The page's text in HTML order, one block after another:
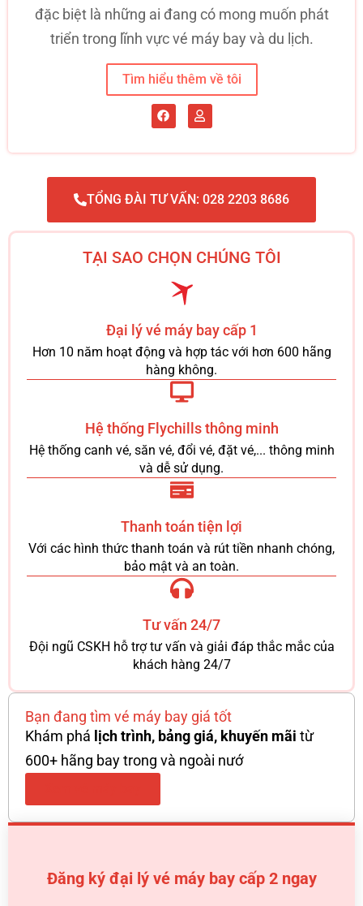
đặc biệt là những ai đang có mong muốn phát
triển trong lĩnh vực vé máy bay và du lịch.
Tìm hiểu thêm về tôi
TỔNG ĐÀI TƯ VẤN: 028 2203 8686
TẠI SAO CHỌN CHÚNG TÔI
Đại lý vé máy bay cấp 1
Hơn 10 năm hoạt động và hợp tác với hơn 600 hãng
hàng không.
Hệ thống Flychills thông minh
Hệ thống canh vé, săn vé, đổi vé, đặt vé,... thông minh
và dễ sử dụng.
Thanh toán tiện lợi
Với các hình thức thanh toán và rút tiền nhanh chóng,
bảo mật và an toàn.
Tư vấn 24/7
Đội ngũ CSKH hỗ trợ tư vấn và giải đáp thắc mắc của
khách hàng 24/7
Bạn đang tìm vé máy bay giá tốt
Khám phá lịch trình, bảng giá, khuyến mãi từ
600+ hãng bay trong và ngoài nướ
Đăng ký đại lý vé máy bay cấp 2 ngay